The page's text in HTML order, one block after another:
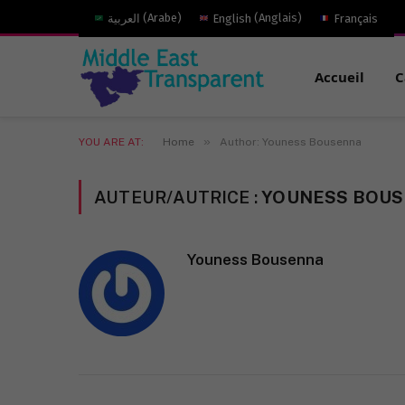
العربية (Arabe) English (Anglais) Français
Accueil
YOU ARE AT: Home » Author: Youness Bousenna
AUTEUR/AUTRICE :YOUNESS
Youness Bousenna